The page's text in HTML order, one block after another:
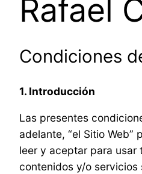
Rafael
Condiciones
1. Introducción
Las presentes
adelante, “el Sitio
leer y aceptar para
contenidos y/o